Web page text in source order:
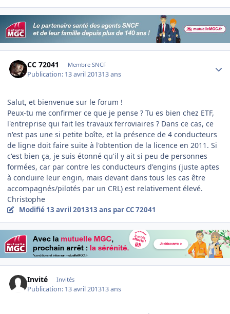
CC 72041 Membre SNCF
Publication: 13 avril 201313 ans
Salut, et bienvenue sur le forum !
Peux-tu me confirmer ce que je pense ? Tu es bien chez ETF,
l'entreprise qui fait les travaux ferroviaires ? Dans ce cas, ce
n'est pas une si petite boîte, et la présence de 4 conducteurs
de ligne doit faire suite à l'obtention de la licence en 2011. Si
c'est bien ça, je suis étonné qu'il y ait si peu de personnes
formées, car par contre les conducteurs d'engins (juste aptes
à conduire leur engin, mais devant dans tous les cas être
accompagnés/pilotés par un CRL) est relativement élevé.
Christophe
Modifié 13 avril 201313 ans par CC 72041
Invité Invités
Publication: 13 avril 201313 ans